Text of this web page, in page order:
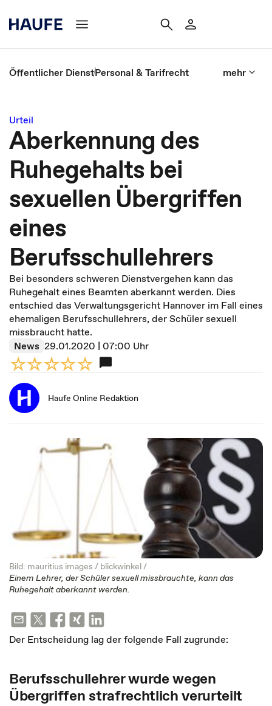
Öffentlicher DienstPersonal & Tarifrecht mehr
Urteil
Aberkennung des
Ruhegehalts bei
sexuellen Übergriffen
eines
Berufsschullehrers
Bei besonders schweren Dienstvergehen kann das
Ruhegehalt eines Beamten aberkannt werden. Dies
entschied das Verwaltungsgericht Hannover im Fall eines
ehemaligen Berufsschullehrers, der Schüler sexuell
missbraucht hatte.
News 29.01.2020 | 07:00 Uhr
Haufe Online Redaktion
Bild: mauritius images / blickwinkel /
Einem Lehrer, der Schüler sexuell missbrauchte, kann das
Ruhegehalt aberkannt werden.
Der Entscheidung lag der folgende Fall zugrunde:
Berufsschullehrer wurde wegen
Übergriffen strafrechtlich verurteilt